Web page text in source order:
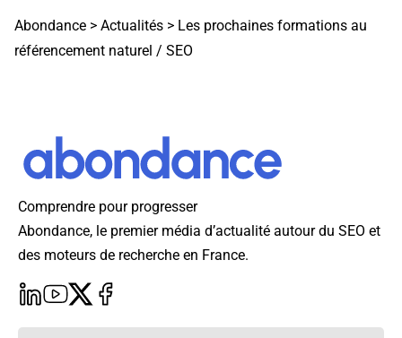
Abondance > Actualités > Les prochaines formations au
référencement naturel / SEO
Comprendre pour progresser
Abondance, le premier média d’actualité autour du SEO et
des moteurs de recherche en France.